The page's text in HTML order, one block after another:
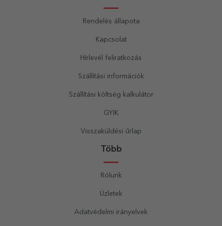
Rendelés állapota
Kapcsolat
Hírlevél feliratkozás
Szállítási információk
Szállítási költség kalkulátor
GYIK
Visszaküldési űrlap
Több
Rólunk
Üzletek
Adatvédelmi irányelvek